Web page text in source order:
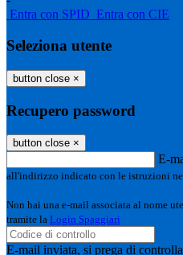
Entra con SPID Entra con CIE
Seleziona utente
button close ×
Recupero password
button close ×
E-
all'indirizzo indicato con le istruzioni
Non hai una e-mail associata al nome
tramite la Login Spaggiari
E-mail inviata, si prega di